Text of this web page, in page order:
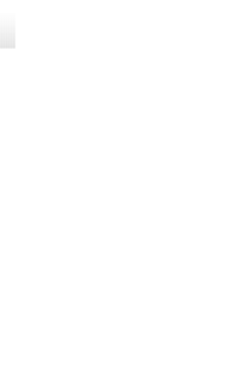
机遇与悬念共存